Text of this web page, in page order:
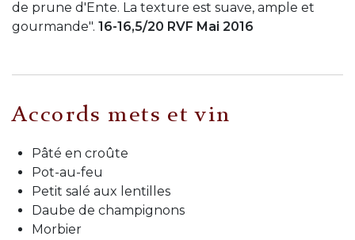
de prune d'Ente. La texture est suave, ample et
gourmande". 16-16,5/20 RVF Mai 2016
Accords mets et vin
Pâté en croûte
Pot-au-feu
Petit salé aux lentilles
Daube de champignons
Morbier